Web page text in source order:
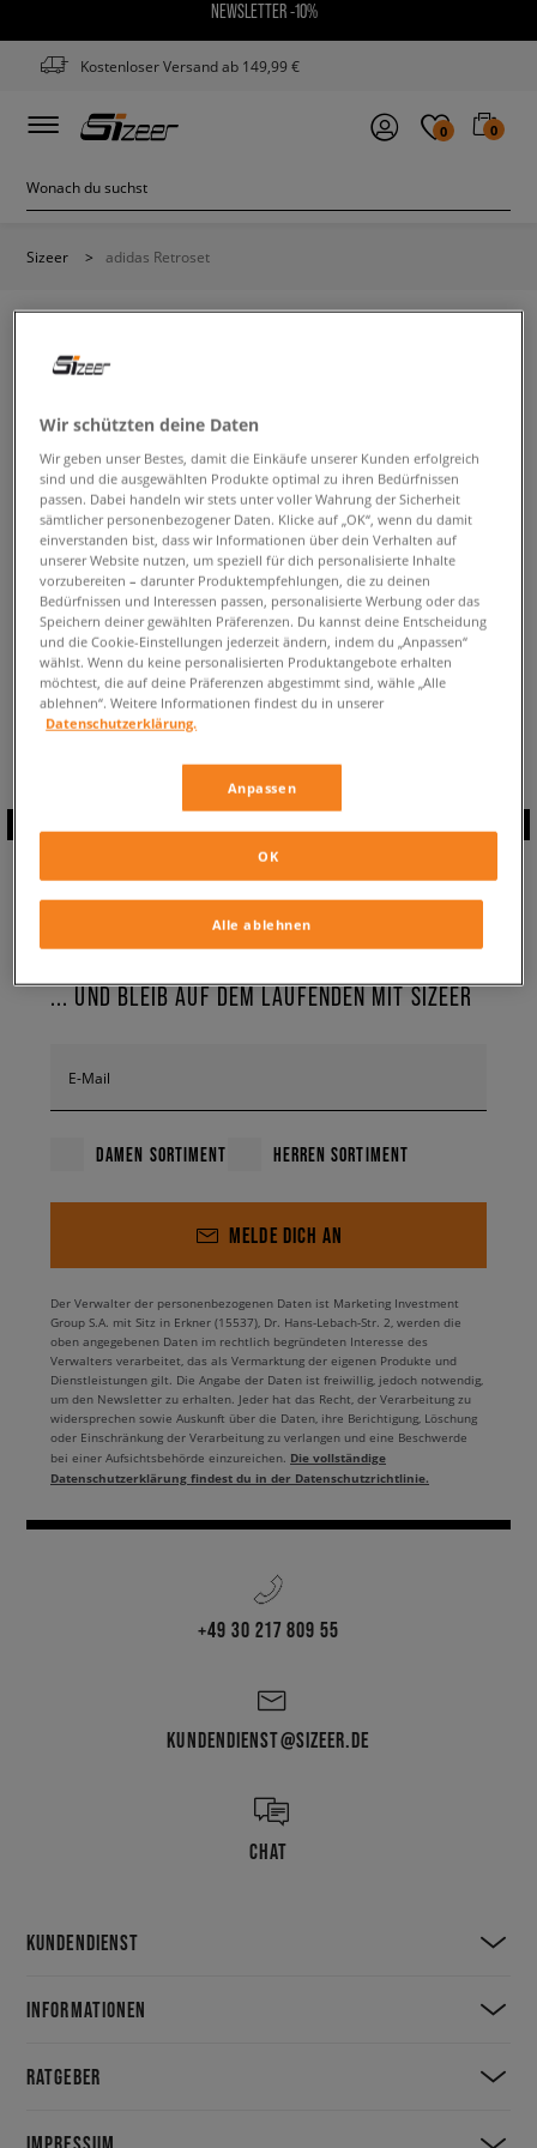
NEWSLETTER -10%
Kostenloser Versand ab 149,99 €
0 0
Sizeer > adidas Retroset
Ändere den Suchbegriff. Versuche, weniger Filter zu
verwenden.
ZURÜCK ZUM SHOP
Aktuell schaust du:adidas RetrosetSneaker✔️für Herren
Verfügbare Anzahl:0
ABONNIERE UNSEREN
NEWSLETTER
... UND BLEIB AUF DEM LAUFENDEN MIT SIZEER
E-Mail
DAMEN SORTIMENT HERREN SORTIMENT
MELDE DICH AN
Der Verwalter der personenbezogenen Daten ist Marketing Investment
Group S.A. mit Sitz in Erkner (15537), Dr. Hans-Lebach-Str. 2, werden die
oben angegebenen Daten im rechtlich begründeten Interesse des
Verwalters verarbeitet, das als Vermarktung der eigenen Produkte und
Dienstleistungen gilt. Die Angabe der Daten ist freiwillig, jedoch notwendig,
um den Newsletter zu erhalten. Jeder hat das Recht, der Verarbeitung zu
widersprechen sowie Auskunft über die Daten, ihre Berichtigung, Löschung
oder Einschränkung der Verarbeitung zu verlangen und eine Beschwerde
bei einer Aufsichtsbehörde einzureichen. Die vollständige
Datenschutzerklärung findest du in der Datenschutzrichtlinie.
+49 30 217 809 55
KUNDENDIENST@SIZEER.DE
CHAT
KUNDENDIENST
INFORMATIONEN
RATGEBER
Wir schützten deine Daten
Wir geben unser Bestes, damit die Einkäufe unserer Kunden erfolgreich
sind und die ausgewählten Produkte optimal zu ihren Bedürfnissen
passen. Dabei handeln wir stets unter voller Wahrung der Sicherheit
sämtlicher personenbezogener Daten. Klicke auf „OK“, wenn du damit
einverstanden bist, dass wir Informationen über dein Verhalten auf
unserer Website nutzen, um speziell für dich personalisierte Inhalte
vorzubereiten – darunter Produktempfehlungen, die zu deinen
Bedürfnissen und Interessen passen, personalisierte Werbung oder das
Speichern deiner gewählten Präferenzen. Du kannst deine Entscheidung
und die Cookie-Einstellungen jederzeit ändern, indem du „Anpassen“
wählst. Wenn du keine personalisierten Produktangebote erhalten
möchtest, die auf deine Präferenzen abgestimmt sind, wähle „Alle
ablehnen“. Weitere Informationen findest du in unserer
Datenschutzerklärung.
Anpassen
Alle ablehnen
OK